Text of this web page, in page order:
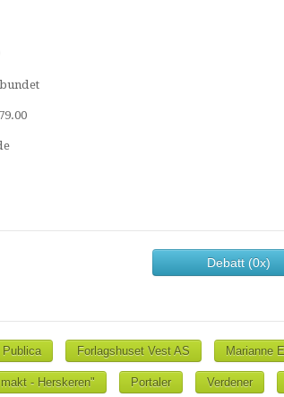
Debatt (0x)
Publica Forlagshuset Vest AS Marianne
- Herskeren" Portaler Verdener